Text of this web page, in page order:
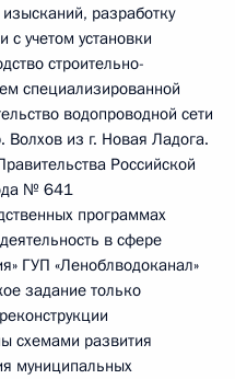
разработку
с учетом установки
строительно-
специализированной
водопроводной сети
из г. Новая Ладога.
Российской
№ 641
программах
в сфере
ГУП «Леноблводоканал»
задание только
схемами развития
муниципальных